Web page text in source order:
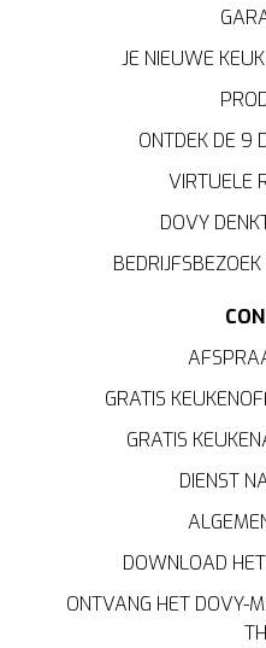
JE NIEUWE
ONTDEK DE 9
VIRTUELE
DOVY
GRATIS
GRATIS
DIENST
DOWNLOAD
ONTVANG HET DOVY-